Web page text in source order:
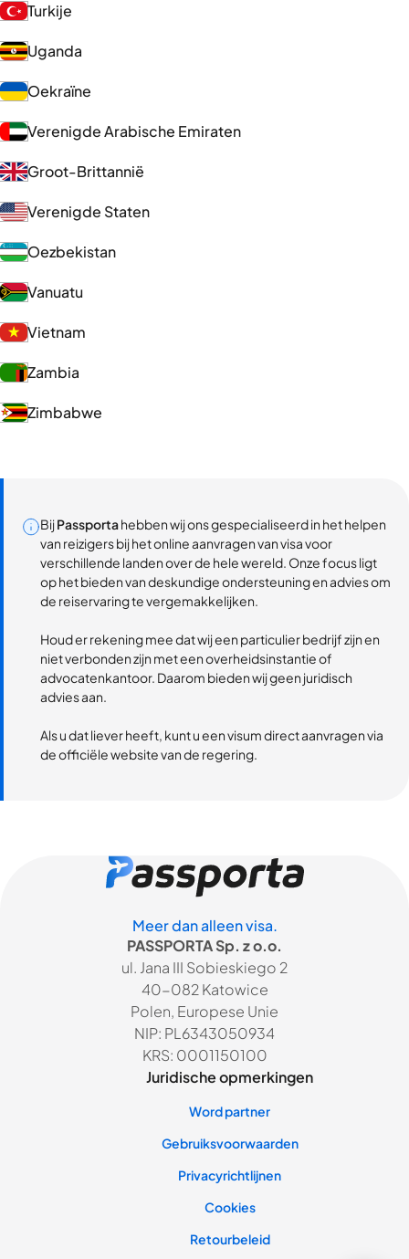
Turkije
Uganda
Oekraïne
Verenigde Arabische Emiraten
Groot-Brittannië
Verenigde Staten
Oezbekistan
Vanuatu
Vietnam
Zambia
Zimbabwe
BijPassportahebben wij ons gespecialiseerd in het helpen
van reizigers bij het online aanvragen van visa voor
verschillende landen over de hele wereld. Onze focus ligt
op het bieden van deskundige ondersteuning en advies om
de reiservaring te vergemakkelijken.
Houd er rekening mee dat wij een particulier bedrijf zijn en
niet verbonden zijn met een overheidsinstantie of
advocatenkantoor. Daarom bieden wij geen juridisch
advies aan.
Als u dat liever heeft, kunt u een visum direct aanvragen via
de officiële website van de regering.
Meer dan alleen visa.
PASSPORTA Sp. z o.o.
ul. Jana III Sobieskiego 2
40-082 Katowice
Polen, Europese Unie
NIP: PL6343050934
KRS: 0001150100
Juridische opmerkingen
Word partner
Gebruiksvoorwaarden
Privacyrichtlijnen
Cookies
Retourbeleid